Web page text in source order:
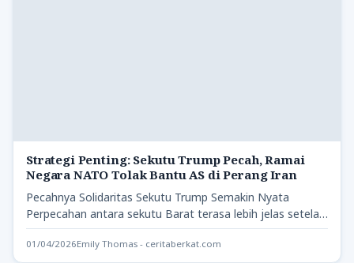
Strategi Penting: Sekutu Trump Pecah, Ramai
Negara NATO Tolak Bantu AS di Perang Iran
Pecahnya Solidaritas Sekutu Trump Semakin Nyata
Perpecahan antara sekutu Barat terasa lebih jelas setelah
sejumlah negara Eropa dan…
01/04/2026Emily Thomas - ceritaberkat.com